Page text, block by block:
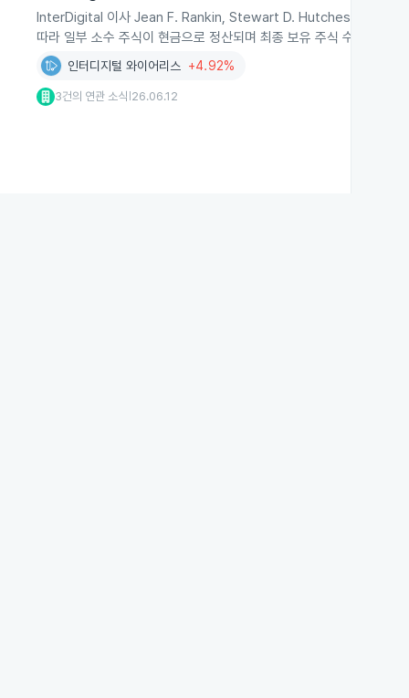
InterDigital 이사 Jean F. Rankin, Stewart D. Hutcheson, John
따라 일부 소수 주식이 현금으로 정산되며 최종 보유 주식 수가 집계됐
인터디지털 와이어리스 +4.92%
3건의 연관 소식 26.06.12